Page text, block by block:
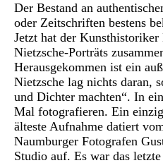
Der Bestand an
oder Zeitschriften bestens
Jetzt hat der
Nietzsche-Porträts
Herausgekommen ist ein
Nietzsche lag nichts daran,
und Dichter machten“. In
Mal fotografieren. Ein
älteste Aufnahme datiert
Naumburger Fotografen
Studio auf. Es war das